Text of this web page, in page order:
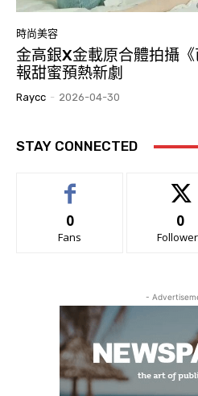
時尚美容
金高銀X金載原合體拍攝
報甜蜜預熱新劇
Raycc - 2026-04-30
STAY CONNECTED
0
Fans
0
-